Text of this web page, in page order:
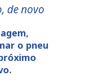
de novo
o pneu